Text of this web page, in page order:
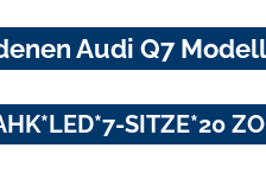
Audi Q7
SITZE*20